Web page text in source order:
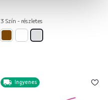
3 Szín - részletes
Ingyenes